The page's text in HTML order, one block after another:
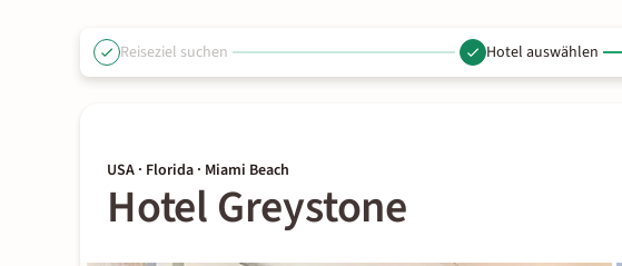
Reiseziel suchen Hotel auswählen
USA · Florida · Miami Beach
Hotel Greystone